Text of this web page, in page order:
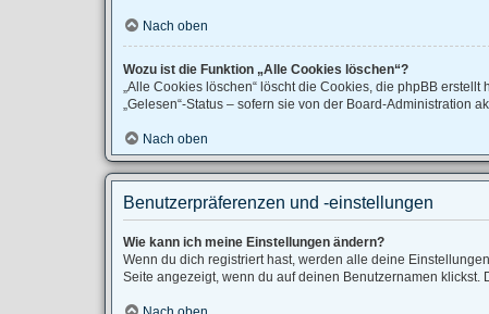
Nach oben
Wozu ist die Funktion „Alle Cookies löschen“?
„Alle Cookies löschen“ löscht die Cookies, die phpBB
„Gelesen“-Status – sofern sie von der Board-Administration
Nach oben
Benutzerpräferenzen und -einstellungen
Wie kann ich meine Einstellungen ändern?
Wenn du dich registriert hast, werden alle deine
Seite angezeigt, wenn du auf deinen Benutzernamen klickst.